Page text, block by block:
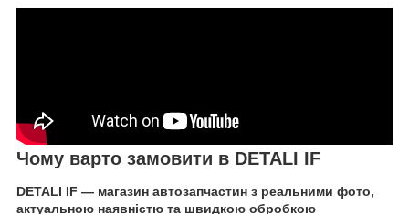
Чому варто замовити в DETALI IF
DETALI IF — магазин автозапчастин з реальними фото,
актуальною наявністю та швидкою обробкою